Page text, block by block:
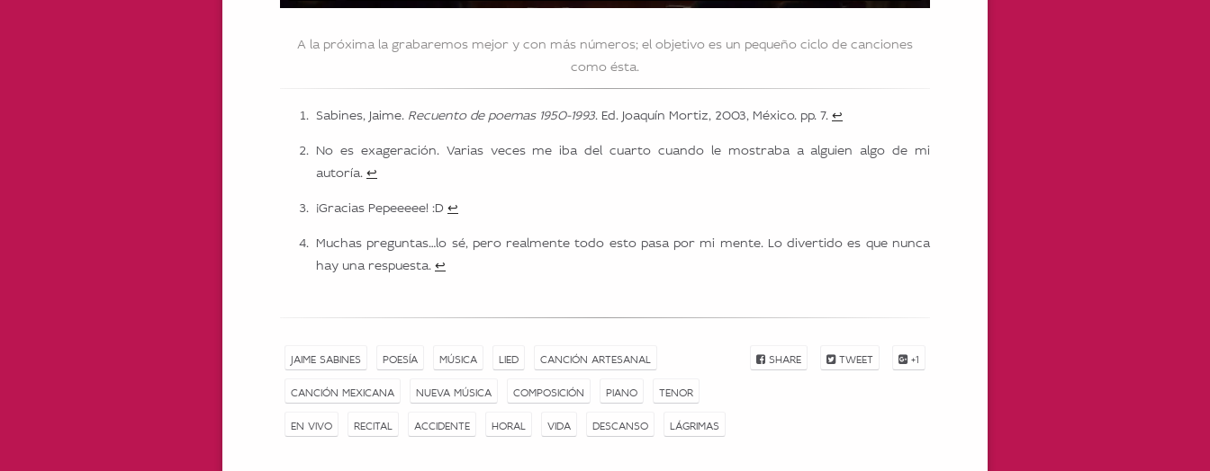
A la próxima la grabaremos mejor y con más números; el objetivo es un pequeño ciclo de canciones
como ésta.
Sabines, Jaime. Recuento de poemas 1950-1993 . Ed. Joaquín Mortiz, 2003, México. pp. 7. ↩
No es exageración. Varias veces me iba del cuarto cuando le mostraba a alguien algo de mi
autoría. ↩
¡Gracias Pepeeeee! :D ↩
Muchas preguntas…lo sé, pero realmente todo esto pasa por mi mente. Lo divertido es que nunca
hay una respuesta. ↩
JAIME SABINES POESÍA MÚSICA LIED
CANCIÓN ARTESANAL
CANCIÓN MEXICANA
NUEVA MÚSICA COMPOSICIÓN PIANO
TENOR
EN VIVO
RECITAL ACCIDENTE HORAL VIDA DESCANSO LÁGRIMAS
SHARE TWEET +1